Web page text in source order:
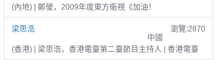
(內地) | 鄭瑩，2009年度東方衛視《加油！
梁思浩
瀏覽:2870
中國
(香港) | 梁思浩，香港電臺第二臺節目主持人 | 香港電臺